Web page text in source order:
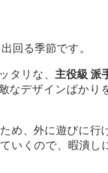
回る季節です。
タリな、主役級 派
なデザインばかり
め、外に遊びに行
いくので、暇潰し